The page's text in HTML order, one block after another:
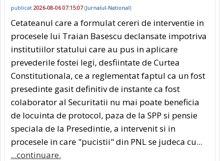
publicat 2026-08-06 07:15:07(Jurnalul-National)
Cetateanul care a formulat cereri de interventie in
procesele lui Traian Basescu declansate impotriva
institutiilor statului care au pus in aplicare
prevederile fostei legi, desfiintate de Curtea
Constitutionala, ce a reglementat faptul ca un fost
presedinte gasit definitiv de instante ca fost
colaborator al Securitatii nu mai poate beneficia
de locuinta de protocol, paza de la SPP si pensie
speciala de la Presedintie, a intervenit si in
procesele in care "pucistii" din PNL se judeca cu...
...continuare.